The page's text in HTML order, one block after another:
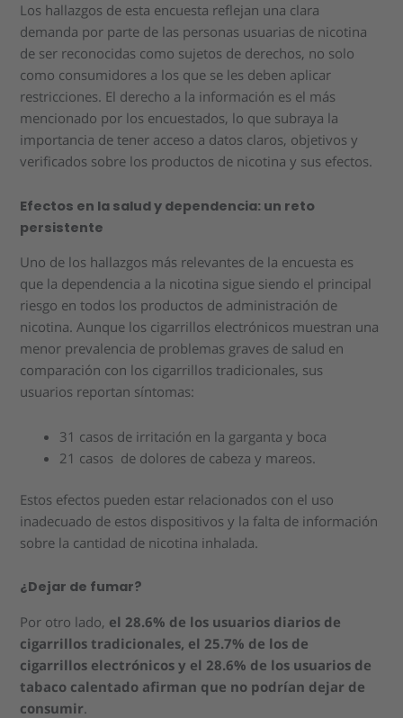
Los hallazgos de esta encuesta reflejan una clara
demanda por parte de las personas usuarias de nicotina
de ser reconocidas como sujetos de derechos, no solo
como consumidores a los que se les deben aplicar
restricciones. El derecho a la información es el más
mencionado por los encuestados, lo que subraya la
importancia de tener acceso a datos claros, objetivos y
verificados sobre los productos de nicotina y sus efectos.
Efectos en la salud y dependencia: un reto
persistente
Uno de los hallazgos más relevantes de la encuesta es
que la dependencia a la nicotina sigue siendo el principal
riesgo en todos los productos de administración de
nicotina. Aunque los cigarrillos electrónicos muestran una
menor prevalencia de problemas graves de salud en
comparación con los cigarrillos tradicionales, sus
usuarios reportan síntomas:
31 casos de irritación en la garganta y boca
21 casos de dolores de cabeza y mareos.
Estos efectos pueden estar relacionados con el uso
inadecuado de estos dispositivos y la falta de información
sobre la cantidad de nicotina inhalada.
¿Dejar de fumar?
Por otro lado, el 28.6% de los usuarios diarios de
cigarrillos tradicionales, el 25.7% de los de
cigarrillos electrónicos y el 28.6% de los usuarios de
tabaco calentado afirman que no podrían dejar de
consumir.